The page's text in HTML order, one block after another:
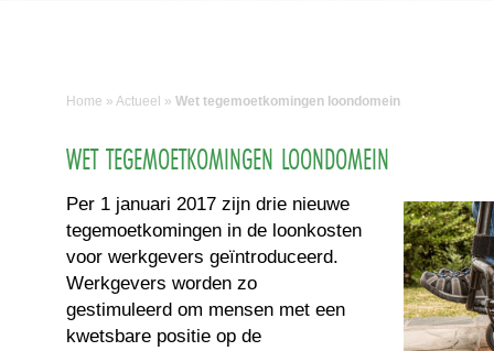
Home » Actueel » Wet tegemoetkomingen loondomein
WET TEGEMOETKOMINGEN LOONDOMEIN
Per 1 januari 2017 zijn drie nieuwe
tegemoetkomingen in de loonkosten
voor werkgevers geïntroduceerd.
Werkgevers worden zo
gestimuleerd om mensen met een
kwetsbare positie op de